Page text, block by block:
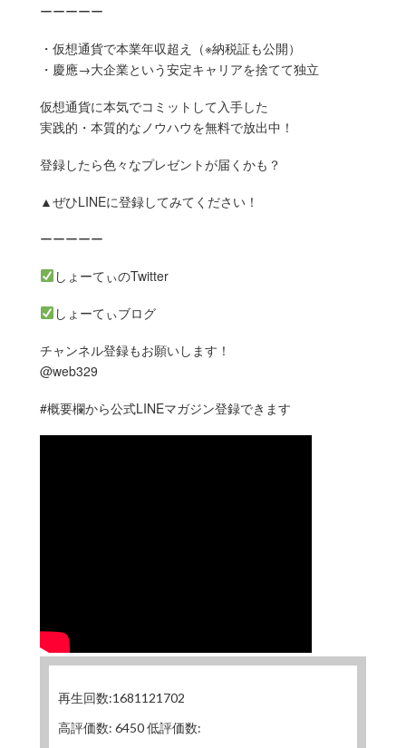
ーーーーー
・仮想通貨で本業年収超え（※納税証も公開）
・慶應→大企業という安定キャリアを捨てて独立
仮想通貨に本気でコミットして入手した
実践的・本質的なノウハウを無料で放出中！
登録したら色々なプレゼントが届くかも？
▲ぜひLINEに登録してみてください！
ーーーーー
しょーてぃのTwitter
しょーてぃブログ
チャンネル登録もお願いします！
@web329
#概要欄から公式LINEマガジン登録できます
再生回数:1681121702
高評価数: 6450 低評価数: